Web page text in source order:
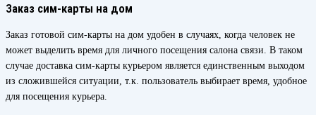
Заказ сим-карты на дом
Заказ готовой сим-карты на дом удобен в случаях, когда человек не
может выделить время для личного посещения салона связи. В таком
случае доставка сим-карты курьером является единственным выходом
из сложившейся ситуации, т.к. пользователь выбирает время, удобное
для посещения курьера.